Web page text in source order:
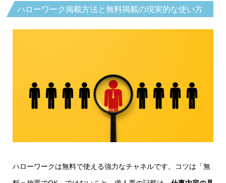
ハローワーク掲載方法と無料掲載の現実的な使い方
ハローワークは無料で使える強力なチャネルです。コツは「無